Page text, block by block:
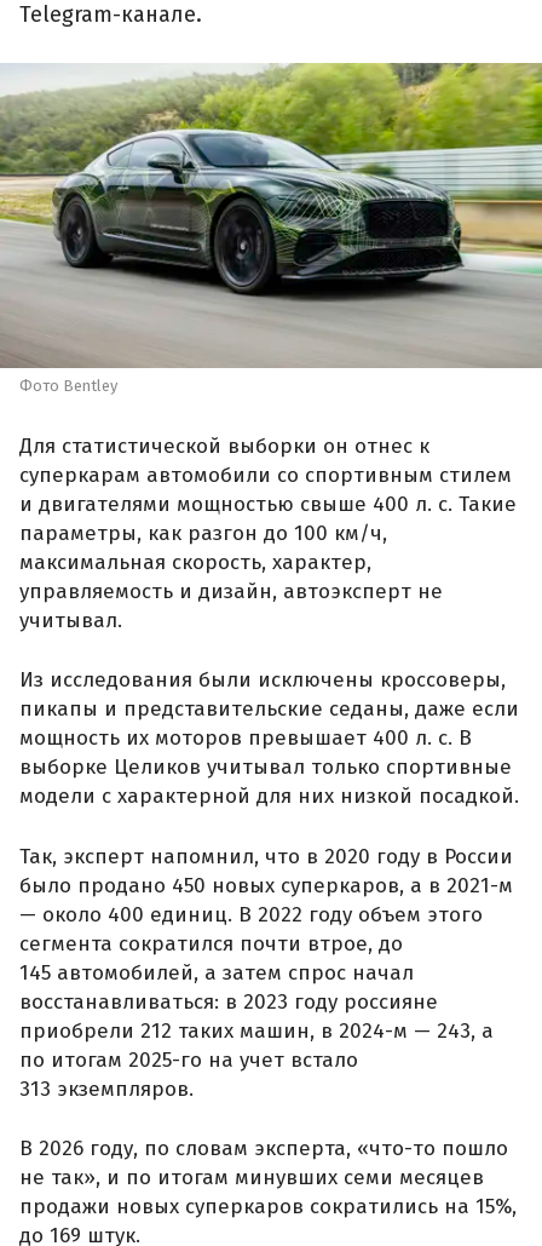
Telegram-канале.
Фото Bentley
Для статистической выборки он отнес к
суперкарам автомобили со спортивным стилем
и двигателями мощностью свыше 400 л. с. Такие
параметры, как разгон до 100 км/ч,
максимальная скорость, характер,
управляемость и дизайн, автоэксперт не
учитывал.
Из исследования были исключены кроссоверы,
пикапы и представительские седаны, даже если
мощность их моторов превышает 400 л. с. В
выборке Целиков учитывал только спортивные
модели с характерной для них низкой посадкой.
Так, эксперт напомнил, что в 2020 году в России
было продано 450 новых суперкаров, а в 2021-м
— около 400 единиц. В 2022 году объем этого
сегмента сократился почти втрое, до
145 автомобилей, а затем спрос начал
восстанавливаться: в 2023 году россияне
приобрели 212 таких машин, в 2024-м — 243, а
по итогам 2025-го на учет встало
313 экземпляров.
В 2026 году, по словам эксперта, «что-то пошло
не так», и по итогам минувших семи месяцев
продажи новых суперкаров сократились на 15%,
до 169 штук.